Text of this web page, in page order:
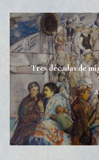
Tres décadas de